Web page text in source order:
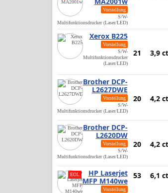
Vorstellung
S/W-
Multifunktionsdrucker (Laser/LED)
Xerox B225
Vorstellung
S/W-
Multifunktionsdrucker
(Laser/LED)
21 3,9 ct
Brother DCP-
L2627DWE
Vorstellung
S/W-
Multifunktionsdrucker (Laser/LED)
20 4,2 ct
Brother DCP-
L2620DW
Vorstellung
S/W-
Multifunktionsdrucker (Laser/LED)
20 4,2 ct
EOL
HP Laserjet
MFP M140we
Vorstellung
53 6,1 ct